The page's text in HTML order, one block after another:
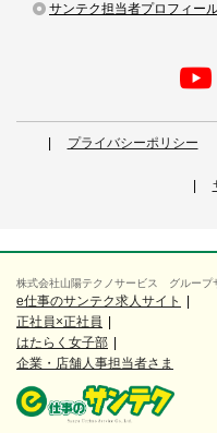
サンテク担当者プロフィー
プライバシーポリシー
株式会社山陽テクノサービス グループ
e仕事のサンテク求人サイト
正社員×正社員
はたらく女子部
企業・店舗人事担当者さま